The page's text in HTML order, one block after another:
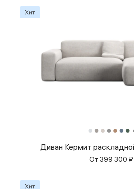
Диван Кермит
От399 300 ₽